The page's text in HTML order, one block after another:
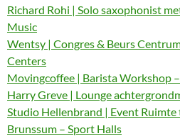
Richard Rohi | Solo saxophonist
Music
Wentsy | Congres & Beurs
Centers
Movingcoffee | Barista Workshop
Harry Greve | Lounge
Studio Hellenbrand | Event
Brunssum – Sport Halls